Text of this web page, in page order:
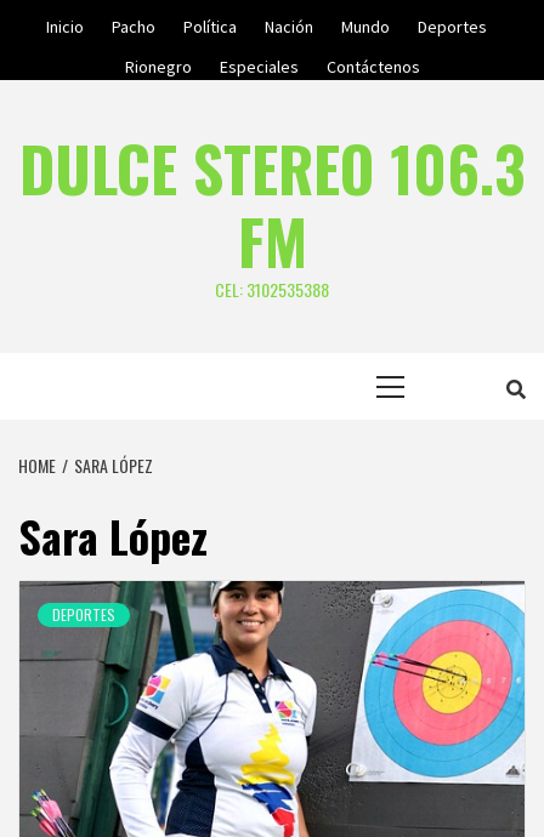
Inicio Pacho Política Nación Mundo
Deportes
Rionegro
Especiales Contáctenos
DULCE STEREO 106.3
FM
CEL: 3102535388
HOME SARA LÓPEZ
Sara López
DEPORTES